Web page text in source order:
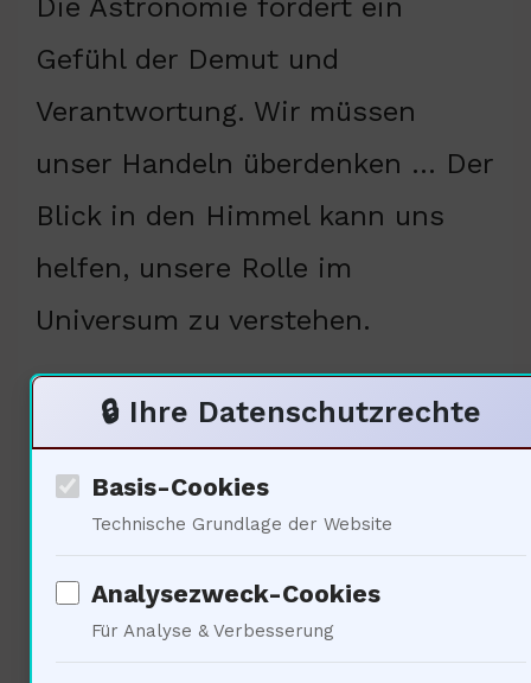
Die Astronomie fördert ein
Gefühl der Demut und
Verantwortung. Wir müssen
unser Handeln überdenken … Der
Blick in den Himmel kann uns
helfen, unsere Rolle im
Universum zu verstehen.
Soziale Auswirkungen der
Raumfahrt auf die
Gesellschaft
🔒 Ihre Datenschutzrechte
Basis-Cookies
Technische Grundlage der Website
Analysezweck-Cookies
Für Analyse & Verbesserung